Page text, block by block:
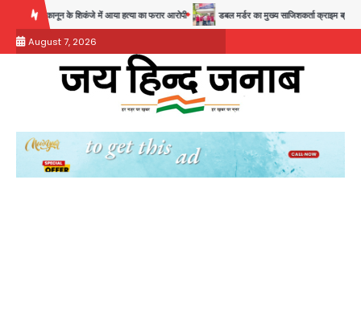
content
बाद कानून के शिकंजे में आया हत्या का फरार आरोपी डबल मर्डर का मुख्य साजिशकर्ता क्राइम ब्रांच के हत्थे
August 7, 2026